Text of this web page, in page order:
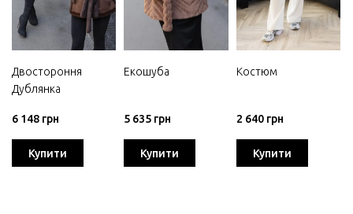
Двостороння
Дублянка
6 148 грн
Купити
Екошуба
5 635 грн
Купити
Костюм
2 640 грн
Купити